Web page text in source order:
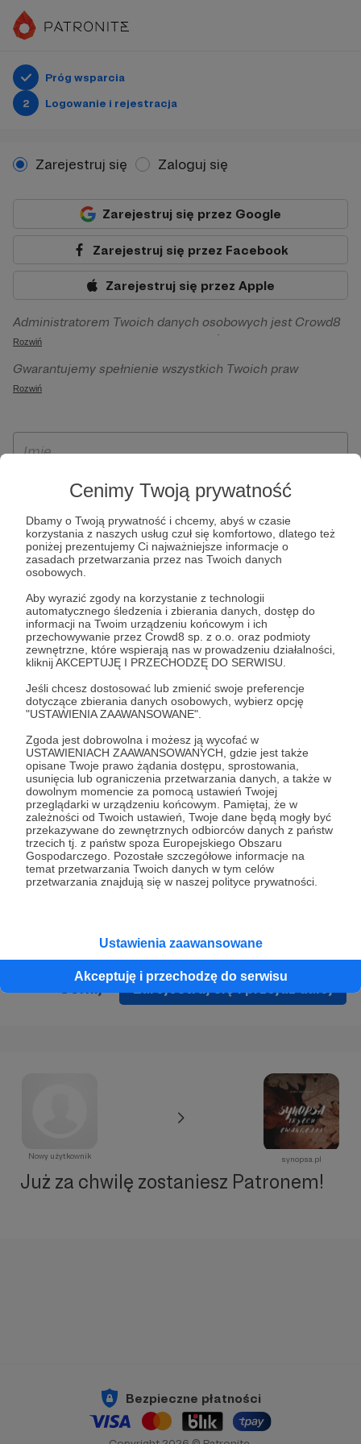
Cenimy Twoją prywatność
Dbamy o Twoją prywatność i chcemy, abyś w czasie
korzystania z naszych usług czuł się komfortowo, dlatego też
poniżej prezentujemy Ci najważniejsze informacje o
zasadach przetwarzania przez nas Twoich danych
osobowych.
Aby wyrazić zgody na korzystanie z technologii
automatycznego śledzenia i zbierania danych, dostęp do
informacji na Twoim urządzeniu końcowym i ich
przechowywanie przez Crowd8 sp. z o.o. oraz podmioty
zewnętrzne, które wspierają nas w prowadzeniu działalności,
kliknij AKCEPTUJĘ I PRZECHODZĘ DO SERWISU.
Jeśli chcesz dostosować lub zmienić swoje preferencje
dotyczące zbierania danych osobowych, wybierz opcję
"USTAWIENIA ZAAWANSOWANE".
Zgoda jest dobrowolna i możesz ją wycofać w
USTAWIENIACH ZAAWANSOWANYCH, gdzie jest także
opisane Twoje prawo żądania dostępu, sprostowania,
usunięcia lub ograniczenia przetwarzania danych, a także w
dowolnym momencie za pomocą ustawień Twojej
przeglądarki w urządzeniu końcowym. Pamiętaj, że w
zależności od Twoich ustawień, Twoje dane będą mogły być
przekazywane do zewnętrznych odbiorców danych z państw
trzecich tj. z państw spoza Europejskiego Obszaru
Gospodarczego. Pozostałe szczegółowe informacje na
temat przetwarzania Twoich danych w tym celów
przetwarzania znajdują się w naszej polityce prywatności.
Ustawienia zaawansowane
Akceptuję i przechodzę do serwisu
Próg wsparcia
2
Logowanie i rejestracja
Zarejestruj się Zaloguj się
Zarejestruj się przez Google
Zarejestruj się przez Facebook
Zarejestruj się przez Apple
Administratorem Twoich danych osobowych jest Crowd8
sp. z o.o. z siedziba w Warszawie, ul. Żwirki i Wigury 16, 02-
092 Warszawa. Twoje dane osobowe będą przetwarzane w
szczególności w celu wykonania umowy zawartej z Tobą, w
Patronite.pl, w tym możliwości dokonywania oraz
otrzymywania wsparcia na naszej platformie oraz
Rozwiń
Gwarantujemy spełnienie wszystkich Twoich praw
wynikających z ogólnego rozporządzenia o ochronie
ich przenoszenia, niepodlegania zautomatyzowanemu
wyrażenia sprzeciwu wobec przetwarzania Twoich danych
osobowych. Rejestracja dla osób niepełnoletnich możliwa
jest po przekazaniu podpisanego formularza "Zgodna na
założenie konta przez osobę niepełnoletnią", formularz
dostępny jest na stronie regulaminu Patronite.pl.
Rozwiń
* Zapoznałem się i akceptujęRegulaminserwisu oraz
* Wyrażam zgodę na przetwarzanie moich danych
osobowych podanych w formularzu rejestracyjnym w celu
prawidłowego świadczenia usług serwisu Patronite.
Wyrażam zgodę na otrzymywanie drogą elektroniczną
informacji handlowych - newslettera. Opcja ta może zostać
zmieniona w ustawieniach konta.
Zarejestruj się i przejdź dalej
Nowy użytkownik synopsa.pl
Już za chwilę zostaniesz Patronem!
Bezpieczne płatności